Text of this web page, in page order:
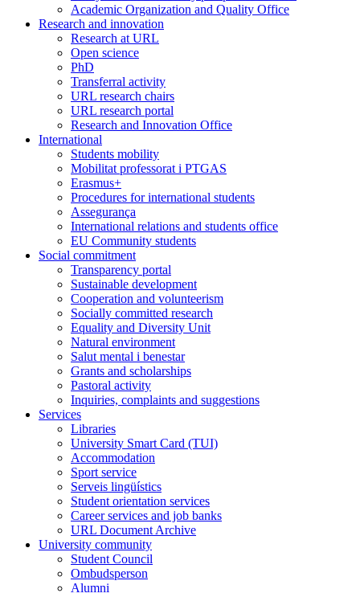
Academic Organization and Quality Office
Research and innovation
Research at URL
Open science
PhD
Transferral activity
URL research chairs
URL research portal
Research and Innovation Office
International
Students mobility
Mobilitat professorat i PTGAS
Erasmus+
Procedures for international students
Assegurança
International relations and students office
EU Community students
Social commitment
Transparency portal
Sustainable development
Cooperation and volunteerism
Socially committed research
Equality and Diversity Unit
Natural environment
Salut mental i benestar
Grants and scholarships
Pastoral activity
Inquiries, complaints and suggestions
Services
Libraries
University Smart Card (TUI)
Accommodation
Sport service
Serveis lingüístics
Student orientation services
Career services and job banks
URL Document Archive
University community
Student Council
Ombudsperson
Alumni